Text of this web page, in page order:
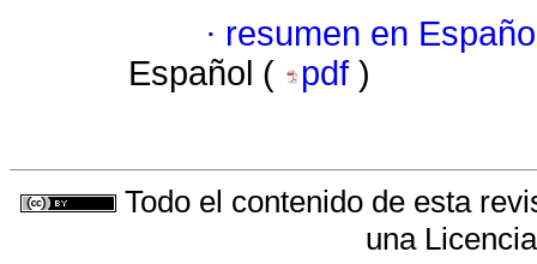
· resumen en
Español (
pdf )
Todo el contenido de esta
una